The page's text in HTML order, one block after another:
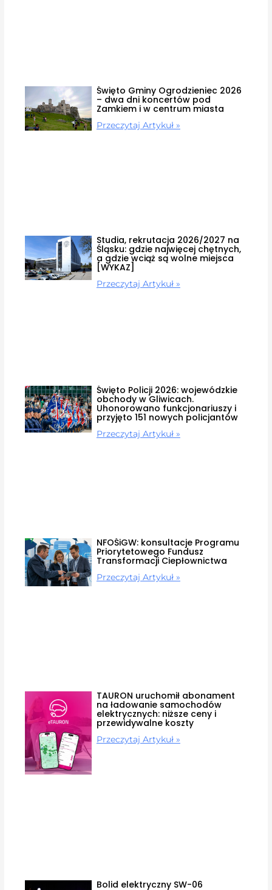
Święto Gminy Ogrodzieniec 2026
– dwa dni koncertów pod
Zamkiem i w centrum miasta
Przeczytaj Artykuł »
Studia, rekrutacja 2026/2027 na
Śląsku: gdzie najwięcej chętnych,
a gdzie wciąż są wolne miejsca
[WYKAZ]
Przeczytaj Artykuł »
Święto Policji 2026: wojewódzkie
obchody w Gliwicach.
Uhonorowano funkcjonariuszy i
przyjęto 151 nowych policjantów
Przeczytaj Artykuł »
NFOŚiGW: konsultacje Programu
Priorytetowego Fundusz
Transformacji Ciepłownictwa
Przeczytaj Artykuł »
TAURON uruchomił abonament
na ładowanie samochodów
elektrycznych: niższe ceny i
przewidywalne koszty
Przeczytaj Artykuł »
Bolid elektryczny SW-06